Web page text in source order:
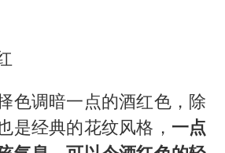
色调暗一点的酒红色，除
是经典的花纹风格， 一点